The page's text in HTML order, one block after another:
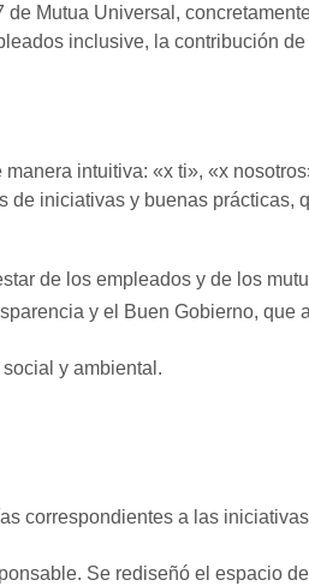
Mutua Universal,
inclusive, la contribución de
intuitiva: «x ti», «x
iniciativas y buenas prácticas,
de los empleados y de los
y el Buen Gobierno, que
y ambiental.
correspondientes a las
Se rediseñó el espacio